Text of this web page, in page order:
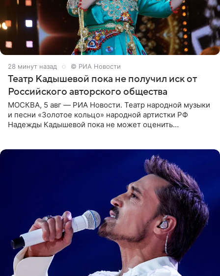
28 минут назад © РИА Новости
Театр Кадышевой пока не получил иск от
Российского авторского общества
МОСКВА, 5 авг — РИА Новости. Театр народной музыки
и песни «Золотое кольцо» народной артистки РФ
Надежды Кадышевой пока не может оценить